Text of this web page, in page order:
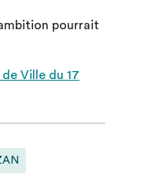
pourrait
Ville du 17